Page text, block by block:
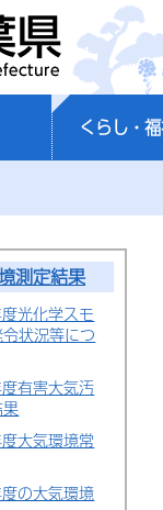
千葉県
くらし・
測定結果
光化学スモ
状況等につ
有害大気汚
大気環境常
の大気環境